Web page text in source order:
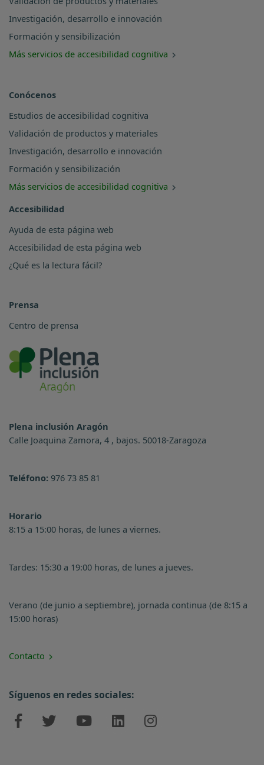
Investigación, desarrollo e innovación
Formación y sensibilización
Más servicios de accesibilidad cognitiva
Conócenos
Estudios de accesibilidad cognitiva
Validación de productos y materiales
Investigación, desarrollo e innovación
Formación y sensibilización
Más servicios de accesibilidad cognitiva
Accesibilidad
Ayuda de esta página web
Accesibilidad de esta página web
¿Qué es la lectura fácil?
Prensa
Centro de prensa
Plena inclusión Aragón
Calle Joaquina Zamora, 4 , bajos. 50018-Zaragoza
Teléfono: 976 73 85 81
Horario
8:15 a 15:00 horas, de lunes a viernes.
Tardes: 15:30 a 19:00 horas, de lunes a jueves.
Verano (de junio a septiembre), jornada continua (de 8:15 a
15:00 horas)
Contacto
Síguenos en redes sociales: